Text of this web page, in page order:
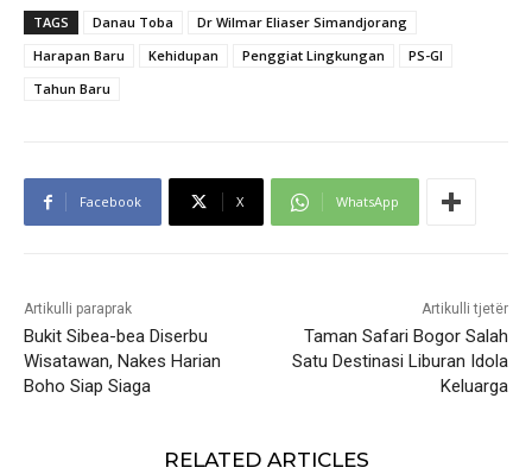
TAGS Danau Toba
Dr Wilmar Eliaser Simandjorang
Harapan Baru
Kehidupan Penggiat Lingkungan
PS-GI
Tahun Baru
Facebook X WhatsApp
Artikulli paraprak
Bukit Sibea-bea Diserbu
Wisatawan, Nakes Harian
Boho Siap Siaga
Artikulli tjetër
Taman Safari Bogor Salah
Satu Destinasi Liburan Idola
Keluarga
RELATED ARTICLES